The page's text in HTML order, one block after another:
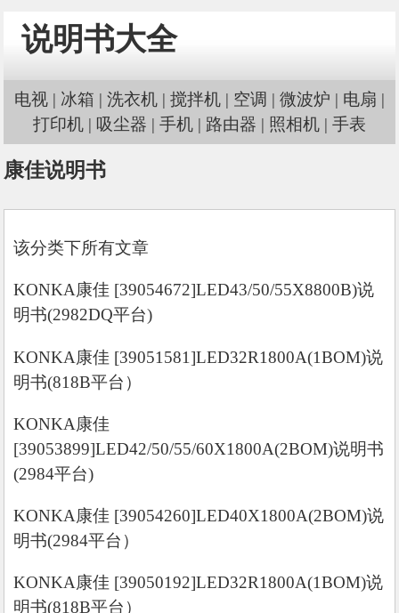
说明书大全
电视 | 冰箱 | 洗衣机 | 搅拌机 | 空调 | 微波炉 | 电扇 |
打印机 | 吸尘器 | 手机 | 路由器 | 照相机 | 手表
康佳说明书
该分类下所有文章
KONKA康佳 [39054672]LED43/50/55X8800B)说
明书(2982DQ平台)
KONKA康佳 [39051581]LED32R1800A(1BOM)说
明书(818B平台）
KONKA康佳
[39053899]LED42/50/55/60X1800A(2BOM)说明书
(2984平台)
KONKA康佳 [39054260]LED40X1800A(2BOM)说
明书(2984平台）
KONKA康佳 [39050192]LED32R1800A(1BOM)说
明书(818B平台）